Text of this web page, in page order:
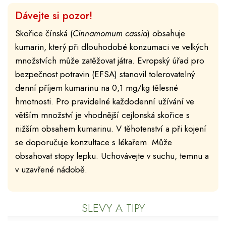
Dávejte si pozor!
Skořice čínská (Cinnamomum cassia) obsahuje
kumarin, který při dlouhodobé konzumaci ve velkých
množstvích může zatěžovat játra. Evropský úřad pro
bezpečnost potravin (EFSA) stanovil tolerovatelný
denní příjem kumarinu na 0,1 mg/kg tělesné
hmotnosti. Pro pravidelné každodenní užívání ve
větším množství je vhodnější cejlonská skořice s
nižším obsahem kumarinu. V těhotenství a při kojení
se doporučuje konzultace s lékařem. Může
obsahovat stopy lepku. Uchovávejte v suchu, temnu a
v uzavřené nádobě.
SLEVY A TIPY